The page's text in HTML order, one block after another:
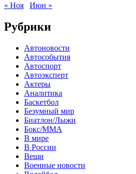
« Ноя
Июн »
Рубрики
Автоновости
Автособытия
Автоспорт
Автоэксперт
Актеры
Аналитика
Баскетбол
Безумный мир
Биатлон/Лыжи
Бокс/MMA
В мире
В России
Вещи
Военные новости